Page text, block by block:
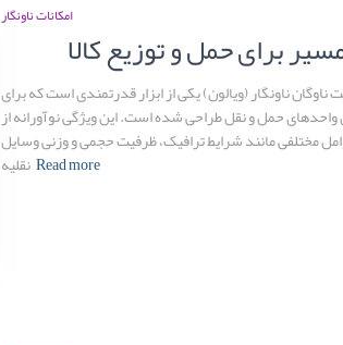
امکانات ناونگار
برای حمل و توزیع کالا
ناونگار (ویالون) یکی از ابزار قدرتمندی است که برای
حمل و نقل طراحی شده است. این ویژگی نوآورانه از
مختلفی مانند شرایط ترافیک، ظرفیت حجمی و وزنی وسایل
نقلیهRead more